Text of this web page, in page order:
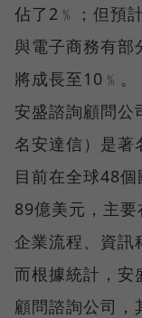
佔了2﹪；但預
與電子商務有部
將成長至10﹪。
安盛諮詢顧問
名安達信）是著
目前在全球48
89億美元，主要
企業流程、資訊
而根據統計，安
顧問諮詢公司，